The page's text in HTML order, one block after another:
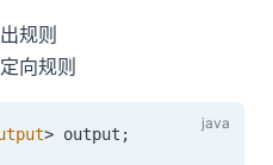
规则
向规则
> output ;